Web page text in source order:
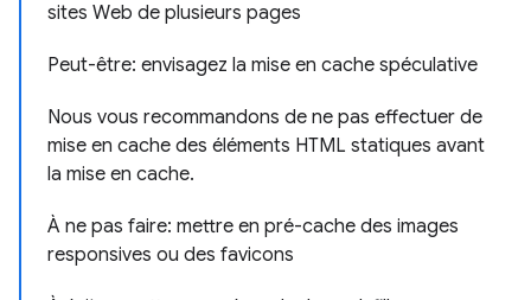
sites Web de plusieurs pages
Peut-être: envisagez la mise en cache spéculative
Nous vous recommandons de ne pas effectuer de
mise en cache des éléments HTML statiques avant
la mise en cache.
À ne pas faire: mettre en pré-cache des images
responsives ou des favicons